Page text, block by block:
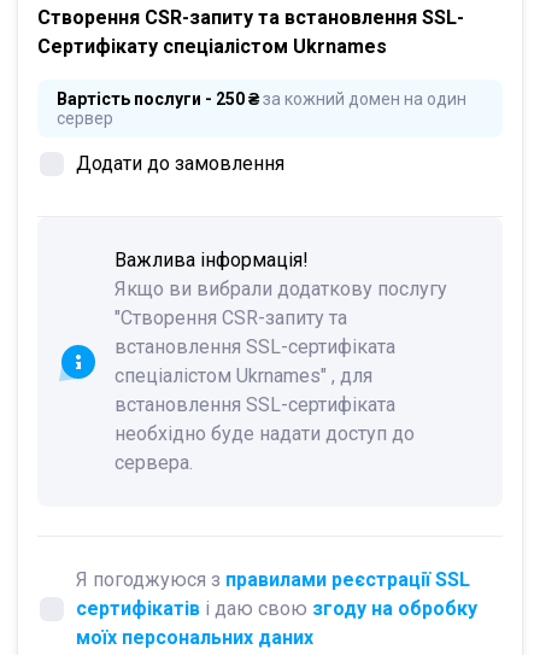
Створення CSR-запиту та встановлення SSL-
Сертифікату спеціалістом Ukrnames
Додати до замовлення
Вартість послуги - 250 ₴за кожний домен на один
сервер
Важлива інформація!
Якщо ви вибрали додаткову послугу
"Створення CSR-запиту та
встановлення SSL-сертифіката
спеціалістом Ukrnames" , для
встановлення SSL-сертифіката
необхідно буде надати доступ до
сервера.
Я погоджуюся з правилами реєстрації SSL
сертифікатів і даю свою згоду на обробку
моїх персональних даних